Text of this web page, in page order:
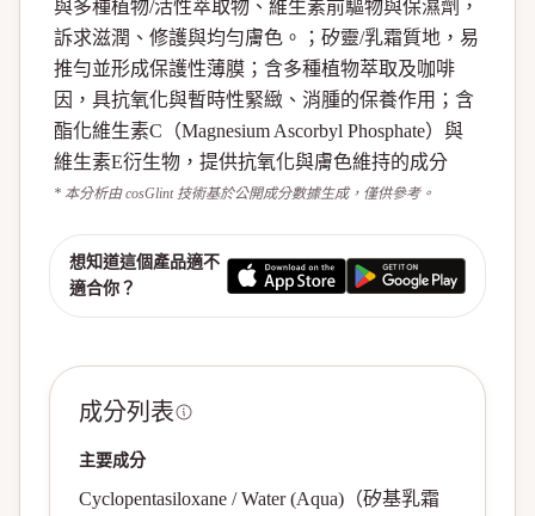
與多種植物/活性萃取物、維生素前驅物與保濕劑，
訴求滋潤、修護與均勻膚色。；矽靈/乳霜質地，易
推勻並形成保護性薄膜；含多種植物萃取及咖啡
因，具抗氧化與暫時性緊緻、消腫的保養作用；含
酯化維生素C（Magnesium Ascorbyl Phosphate）與
維生素E衍生物，提供抗氧化與膚色維持的成分
* 本分析由 cosGlint 技術基於公開成分數據生成，僅供參考。
想知道這個產品適不
適合你？
成分列表
主要成分
Cyclopentasiloxane / Water (Aqua)（矽基乳霜